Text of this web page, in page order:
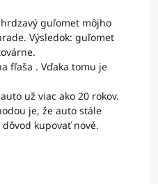
guľomet môjho
Výsledok: guľomet
fľaša . Vďaka tomu je
už viac ako 20 rokov.
je, že auto stále
kupovať nové.
5 hviezdičiek.